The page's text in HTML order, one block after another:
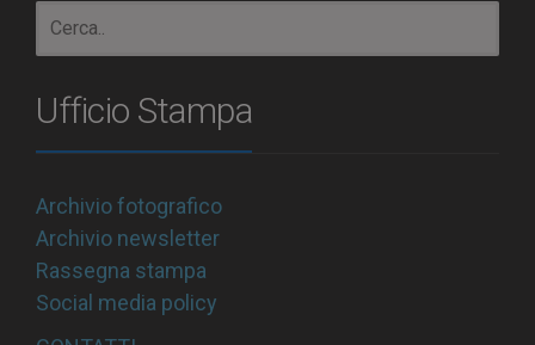
Ufficio Stampa
Archivio fotografico
Archivio newsletter
Rassegna stampa
Social media policy